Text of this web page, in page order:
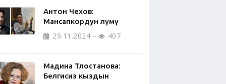
Антон Чехов:
Мансапкордун өлүмү
29.11.2024 407
Мадина Тлостанова:
Белгисиз кыздын